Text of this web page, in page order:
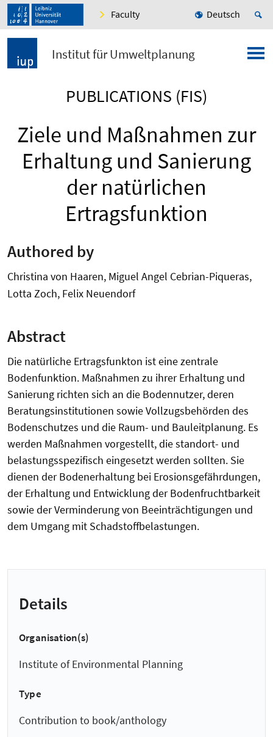
Faculty Deutsch
Institut für Umweltplanung
PUBLICATIONS (FIS)
Ziele und Maßnahmen zur
Erhaltung und Sanierung
der natürlichen
Ertragsfunktion
Authored by
Christina von Haaren, Miguel Angel Cebrian-Piqueras,
Lotta Zoch, Felix Neuendorf
Abstract
Die natürliche Ertragsfunkton ist eine zentrale
Bodenfunktion. Maßnahmen zu ihrer Erhaltung und
Sanierung richten sich an die Bodennutzer, deren
Beratungsinstitutionen sowie Vollzugsbehörden des
Bodenschutzes und die Raum- und Bauleitplanung. Es
werden Maßnahmen vorgestellt, die standort- und
belastungsspezifisch eingesetzt werden sollten. Sie
dienen der Bodenerhaltung bei Erosionsgefährdungen,
der Erhaltung und Entwicklung der Bodenfruchtbarkeit
sowie der Verminderung von Beeinträchtigungen und
dem Umgang mit Schadstoffbelastungen.
Details
Organisation(s)
Institute of Environmental Planning
Type
Contribution to book/anthology